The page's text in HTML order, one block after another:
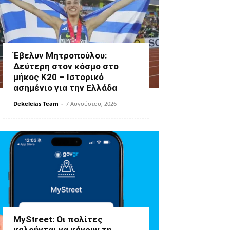
Έβελυν Μητροπούλου:
Δεύτερη στον κόσμο στο
μήκος Κ20 – Ιστορικό
ασημένιο για την Ελλάδα
Dekeleias Team - 7 Αυγούστου, 2026
MyStreet: Οι πολίτες